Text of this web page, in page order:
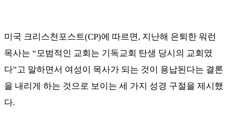
미국 크리스천포스트(CP)에 따르면, 지난해 은퇴한 워런
목사는 “모범적인 교회는 기독교회 탄생 당시의 교회였
다”고 말하면서 여성이 목사가 되는 것이 용납된다는 결론
을 내리게 하는 것으로 보이는 세 가지 성경 구절을 제시했
다.